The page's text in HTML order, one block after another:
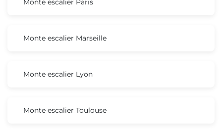
Monte escalier Paris
Monte escalier Marseille
Monte escalier Lyon
Monte escalier Toulouse